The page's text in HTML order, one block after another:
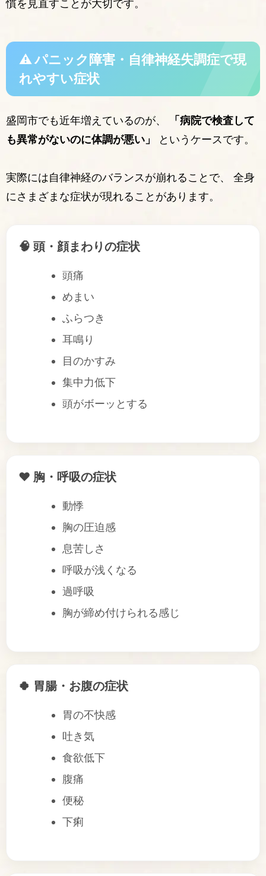
慣を見直すことが大切です。
⚠ パニック障害・自律神経失調症で現
れやすい症状
盛岡市でも近年増えているのが、
「病院で検査して
も異常がないのに体調が悪い」
というケースです。
実際には自律神経のバランスが崩れることで、 全身
にさまざまな症状が現れることがあります。
🧠 頭・顔まわりの症状
頭痛
めまい
ふらつき
耳鳴り
目のかすみ
集中力低下
頭がボーッとする
❤️ 胸・呼吸の症状
動悸
胸の圧迫感
息苦しさ
呼吸が浅くなる
過呼吸
胸が締め付けられる感じ
🍀 胃腸・お腹の症状
胃の不快感
吐き気
食欲低下
腹痛
便秘
下痢